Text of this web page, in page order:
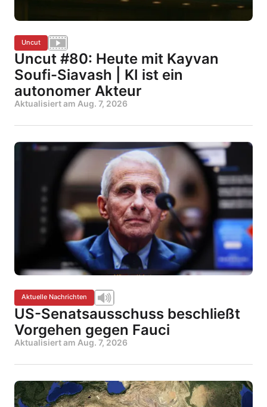
Uncut
Uncut #80: Heute mit Kayvan
Soufi-Siavash | KI ist ein
autonomer Akteur
Aktualisiert am Aug. 7, 2026
Aktuelle Nachrichten
US-Senatsausschuss beschließt
Vorgehen gegen Fauci
Aktualisiert am Aug. 7, 2026